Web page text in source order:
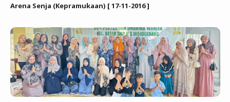
Arena Senja (Kepramukaan) [ 17-11-2016 ]